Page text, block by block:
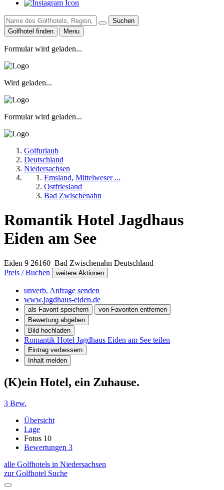
Suchen
Golfhotel finden
Menu
Formular wird geladen...
Wird geladen...
Formular wird geladen...
Golfurlaub
Deutschland
Niedersachsen
Emsland, Mittelweser ...
Ostfriesland
Bad Zwischenahn
Romantik Hotel Jagdhaus
Eiden am See
Eiden 9 26160 Bad Zwischenahn Deutschland
Preis / Buchen
weitere Aktionen
unverb. Anfrage senden
www.jagdhaus-eiden.de
als Favorit speichern
von Favoriten entfernen
Bewertung abgeben
Bild hochladen
Romantik Hotel Jagdhaus Eiden am See teilen
Eintrag verbessern
Inhalt melden
(K)ein Hotel, ein Zuhause.
3 Bew.
Übersicht
Lage
Fotos 10
Bewertungen 3
alle Golfhotels in Niedersachsen
zur Golfhotel Suche